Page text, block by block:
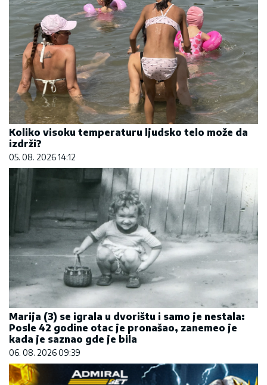
Koliko visoku temperaturu ljudsko telo može da
izdrži?
05. 08. 2026 14:12
Marija (3) se igrala u dvorištu i samo je nestala:
Posle 42 godine otac je pronašao, zanemeo je
kada je saznao gde je bila
06. 08. 2026 09:39